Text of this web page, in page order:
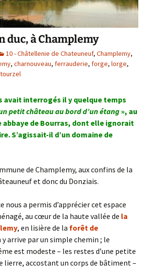
duc, à Champlemy
10 - Châtellenie de Chateuneuf, Champlemy,
, charnouveau, ferrauderie, forge, lorge,
tourzel
avait interrogés il y quelque temps
petit château au bord d’un étang », au
abbaye de Bourras, dont elle ignorait
S’agissait-il d’un domaine de
de Champlemy, aux confins de la
et donc du Donziais.
nous a permis d’apprécier cet espace
au cœur de la haute vallée de la
, en lisière de la forêt de
y arrive par un simple chemin ; le
est modeste – les restes d’une petite
lierre, accostant un corps de bâtiment –